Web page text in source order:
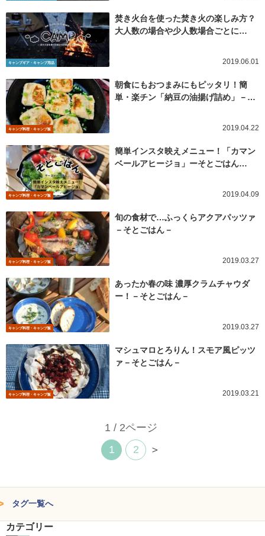
キャンプギア・キャンプ用品
焚き火台を使った焚き火の楽しみ方？
大人数の場合や少人数場合ごとに…
2019.06.01
キャンプ料理・キャンプ飯
朝食にもおつまみにもピッタリ！簡
単・楽チン「納豆の油揚げ詰め」－…
2019.04.22
キャンプ料理・キャンプ飯
簡単インスタ映えメニュー！「カマン
ベールアヒージョ」ーそとごはん…
2019.04.09
キャンプ料理・キャンプ飯
旬の食材で…ふっくらアクアパッツァ
－そとごはん－
2019.03.27
キャンプ料理・キャンプ飯
あったか春の味 濃厚クラムチャウダ
ー！－そとごはん－
2019.03.27
キャンプ料理・キャンプ飯
マシュマロとろりん！スモア風ピッツ
ァ－そとごはん－
2019.03.21
1 / 2ページ
1
2 ＞
タグ一覧へ
カテゴリー